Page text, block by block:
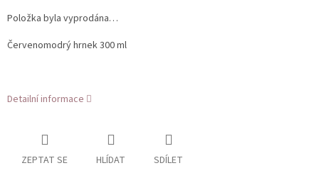
Položka byla vyprodána…
Červenomodrý hrnek 300 ml
Detailní informace
ZEPTAT SE HLÍDAT SDÍLET